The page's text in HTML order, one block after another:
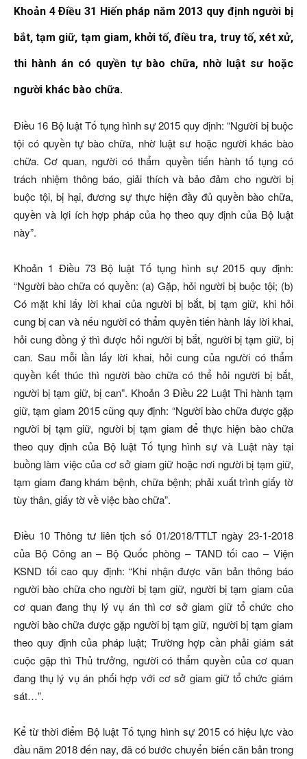
Khoản 4 Ðiều 31 Hiến pháp năm 2013 quy định người bị
bắt, tạm giữ, tạm giam, khởi tố, điều tra, truy tố, xét xử,
thi hành án có quyền tự bào chữa, nhờ luật sư hoặc
người khác bào chữa.
Ðiều 16 Bộ luật Tố tụng hình sự 2015 quy định: “Người bị buộc
tội có quyền tự bào chữa, nhờ luật sư hoặc người khác bào
chữa. Cơ quan, người có thẩm quyền tiến hành tố tụng có
trách nhiệm thông báo, giải thích và bảo đảm cho người bị
buộc tội, bị hại, đương sự thực hiện đầy đủ quyền bào chữa,
quyền và lợi ích hợp pháp của họ theo quy định của Bộ luật
này”.
Khoản 1 Ðiều 73 Bộ luật Tố tụng hình sự 2015 quy định:
“Người bào chữa có quyền: (a) Gặp, hỏi người bị buộc tội; (b)
Có mặt khi lấy lời khai của người bị bắt, bị tạm giữ, khi hỏi
cung bị can và nếu người có thẩm quyền tiến hành lấy lời khai,
hỏi cung đồng ý thì được hỏi người bị bắt, người bị tạm giữ, bị
can. Sau mỗi lần lấy lời khai, hỏi cung của người có thẩm
quyền kết thúc thì người bào chữa có thể hỏi người bị bắt,
người bị tạm giữ, bị can”. Khoản 3 Ðiều 22 Luật Thi hành tạm
giữ, tạm giam 2015 cũng quy định: “Người bào chữa được gặp
người bị tạm giữ, người bị tạm giam để thực hiện bào chữa
theo quy định của Bộ luật Tố tụng hình sự và Luật này tại
buồng làm việc của cơ sở giam giữ hoặc nơi người bị tạm giữ,
tạm giam đang khám bệnh, chữa bệnh; phải xuất trình giấy tờ
tùy thân, giấy tờ về việc bào chữa”.
Ðiều 10 Thông tư liên tịch số 01/2018/TTLT ngày 23-1-2018
của Bộ Công an – Bộ Quốc phòng – TAND tối cao – Viện
KSND tối cao quy định: “Khi nhận được văn bản thông báo
người bào chữa cho người bị tạm giữ, người bị tạm giam của
cơ quan đang thụ lý vụ án thì cơ sở giam giữ tổ chức cho
người bào chữa được gặp người bị tạm giữ, người bị tạm giam
theo quy định của pháp luật; Trường hợp cần phải giám sát
cuộc gặp thì Thủ trưởng, người có thẩm quyền của cơ quan
đang thụ lý vụ án phối hợp với cơ sở giam giữ tổ chức giám
sát…”.
Kể từ thời điểm Bộ luật Tố tụng hình sự 2015 có hiệu lực vào
đầu năm 2018 đến nay, đã có bước chuyển biến căn bản trong